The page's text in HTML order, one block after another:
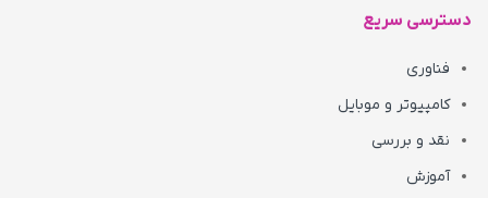
دسترسی سریع
فناوری
کامپیوتر و موبایل
نقد و بررسی
آموزش